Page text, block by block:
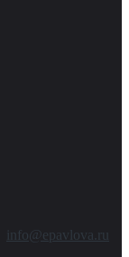
info@epavlova.ru